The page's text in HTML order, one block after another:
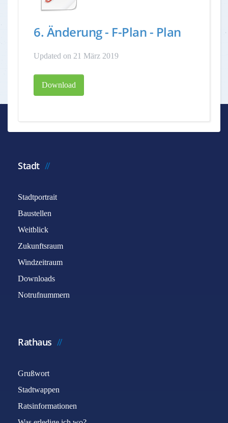
6. Änderung - F-Plan - Plan
Updated on 21 März 2019
Download
Stadt
Stadtportrait
Baustellen
Weitblick
Zukunftsraum
Windzeitraum
Downloads
Notrufnummern
Rathaus
Grußwort
Stadtwappen
Ratsinformationen